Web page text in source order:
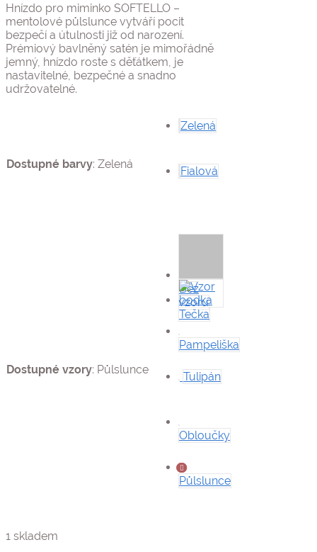
800 Kč. 630 Kč.
Hnízdo pro miminko SOFTELLO –
mentolové půlslunce vytváří pocit
bezpečí a útulnosti již od narození.
Prémiový bavlněný satén je mimořádně
jemný, hnízdo roste s děťátkem, je
nastavitelné, bezpečné a snadno
udržovatelné.
Dostupné barvy: Zelená
Zelená
Fialová
Dostupné vzory: Půlslunce
Bez
vzoru
Tečka
Pampeliška
Tulipán
Obloučky
Půlslunce
1 skladem